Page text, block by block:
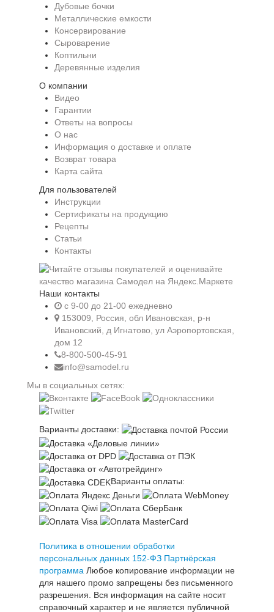
Дубовые бочки
Металлические емкости
Консервирование
Сыроварение
Коптильни
Деревянные изделия
О компании
Видео
Гарантии
Ответы на вопросы
О нас
Информация о доставке и оплате
Возврат товара
Карта сайта
Для пользователей
Инструкции
Сертификаты на продукцию
Рецепты
Статьи
Контакты
Наши контакты
c 9-00 до 21-00 ежедневно
153009, Россия, обл Ивановская, р-н
Ивановский, д Игнатово, ул Аэропортовская,
дом 12
8-800-500-45-91
info@samodel.ru
Мы в социальных сетях:
Варианты доставки:
Варианты оплаты:
Политика в отношении обработки
персональных данных 152-ФЗ Партнёрская
программа Любое копирование информации не
для нашего промо запрещены без письменного
разрешения. Вся информация на сайте носит
справочный характер и не является публичной